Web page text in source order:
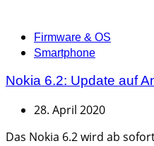
Categories
Firmware & OS
Smartphone
Nokia 6.2: Update auf
28. April 2020
Das Nokia 6.2 wird ab